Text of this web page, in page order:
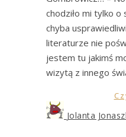
chodziło mi tylko o
chyba
literaturze nie
jestem tu jakimś
wizytą z innego
Jolanta